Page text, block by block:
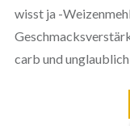
wisst ja -
carb und